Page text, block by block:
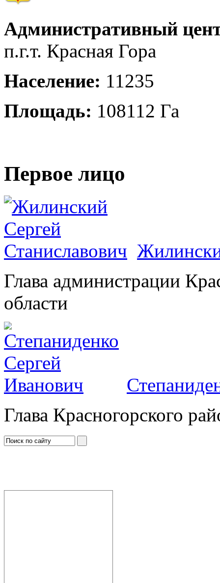
Административный
п.г.т. Красная Гора
Население: 11235
Площадь: 108112 Га
Первое лицо
Глава администрации
области
Глава Красногорского